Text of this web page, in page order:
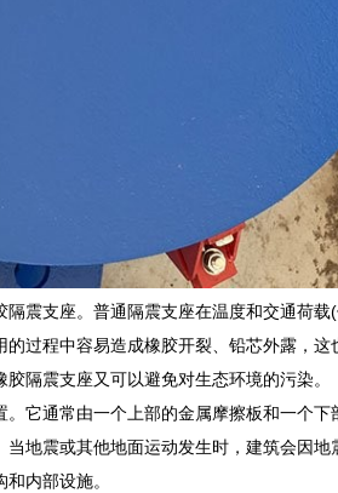
震支座。普通隔震支座在温度和交通荷
过程中容易造成橡胶开裂、铅芯外露，
隔震支座又可以避免对生态环境的污染。
它通常由一个上部的金属摩擦板和一个
地震或其他地面运动发生时，建筑会因地
内部设施。